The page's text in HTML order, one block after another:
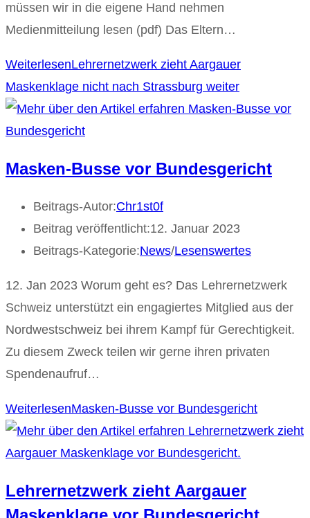
müssen wir in die eigene Hand nehmen
Medienmitteilung lesen (pdf) Das Eltern…
WeiterlesenLehrernetzwerk zieht Aargauer
Maskenklage nicht nach Strassburg weiter
Masken-Busse vor Bundesgericht
Beitrags-Autor:Chr1st0f
Beitrag veröffentlicht:12. Januar 2023
Beitrags-Kategorie:News/Lesenswertes
12. Jan 2023 Worum geht es? Das Lehrernetzwerk
Schweiz unterstützt ein engagiertes Mitglied aus der
Nordwestschweiz bei ihrem Kampf für Gerechtigkeit.
Zu diesem Zweck teilen wir gerne ihren privaten
Spendenaufruf…
WeiterlesenMasken-Busse vor Bundesgericht
Lehrernetzwerk zieht Aargauer